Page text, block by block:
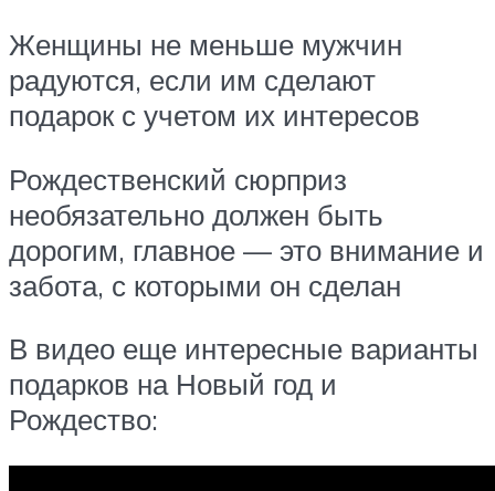
Женщины не меньше мужчин
радуются, если им сделают
подарок с учетом их интересов
Рождественский сюрприз
необязательно должен быть
дорогим, главное — это внимание и
забота, с которыми он сделан
В видео еще интересные варианты
подарков на Новый год и
Рождество: